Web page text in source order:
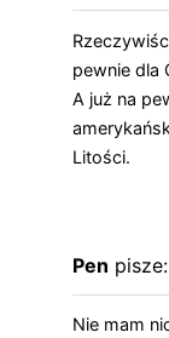
pewnie dla
A już na
Litości.
Pen pisze:
Nie mam